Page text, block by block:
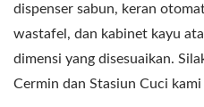
dispenser sabun, keran
wastafel, dan kabinet kayu
dimensi yang disesuaikan.
Cermin dan Stasiun Cuci